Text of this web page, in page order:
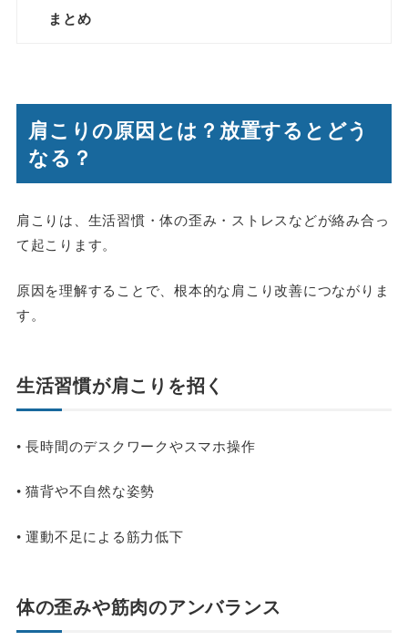
まとめ
肩こりの原因とは？放置するとどう
なる？
肩こりは、生活習慣・体の歪み・ストレスなどが絡み合っ
て起こります。
原因を理解することで、根本的な肩こり改善につながりま
す。
生活習慣が肩こりを招く
• 長時間のデスクワークやスマホ操作
• 猫背や不自然な姿勢
• 運動不足による筋力低下
体の歪みや筋肉のアンバランス